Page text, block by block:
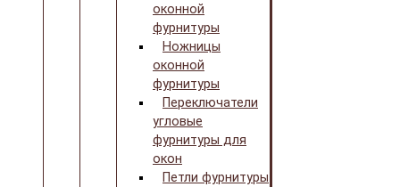
оконной
фурнитуры
Ножницы
оконной
фурнитуры
Переключатели
угловые
фурнитуры для
окон
Петли фурнитуры